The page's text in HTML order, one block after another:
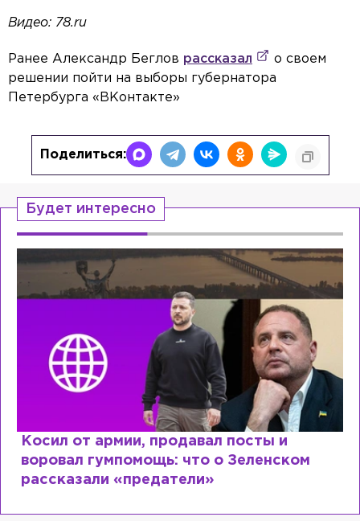
Видео: 78.ru
Ранее Александр Беглов рассказал
о своем
решении пойти на выборы губернатора
Петербурга «ВКонтакте»
Поделиться:
Будет интересно
Рыдает из-за мужа, но опять флиртует с
Лазаревым: как Лера Кудрявцева
сходит с ума